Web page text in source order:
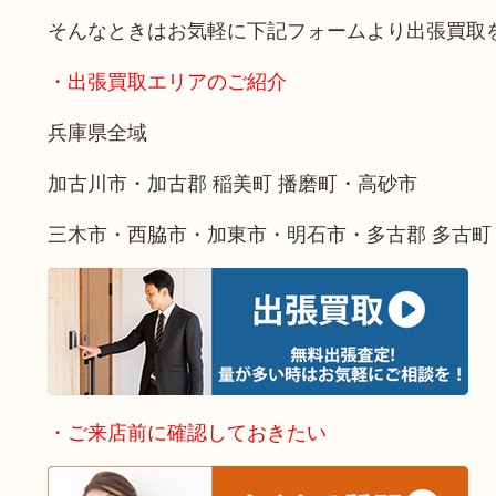
そんなときはお気軽に下記フォームより出張買取
・出張買取エリアのご紹介
兵庫県全域
加古川市・加古郡 稲美町 播磨町・高砂市
三木市・西脇市・加東市・明石市・多古郡 多古町
・ご来店前に確認しておきたい